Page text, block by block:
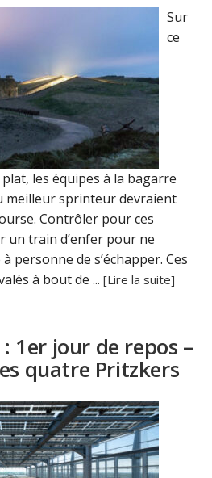
Sur
ce
les équipes à la bagarre
meilleur sprinteur devraient
Contrôler pour ces
un train d’enfer pour ne
personne de s’échapper. Ces
à bout de ...[Lire la suite]
1er jour de repos –
quatre Pritzkers